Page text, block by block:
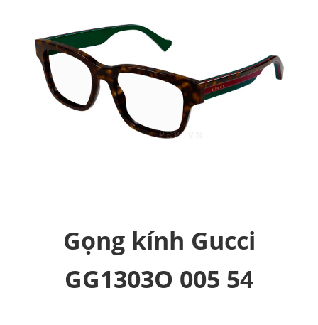
Gọng kính Gucci
GG1303O 005 54